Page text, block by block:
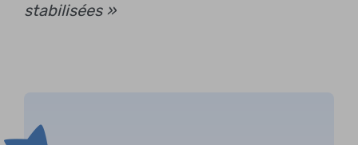
stabilisées »